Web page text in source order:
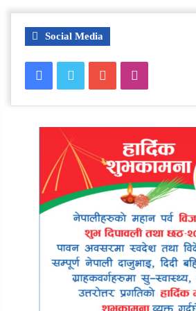
Social Media
FacebookTwitter YouTube